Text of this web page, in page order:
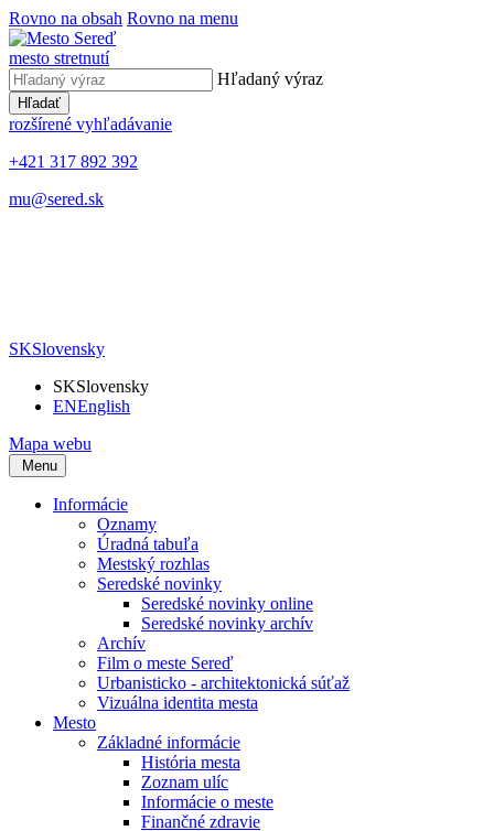
Rovno na obsah Rovno na menu
mesto stretnutí
Hľadaný výraz
Hľadať
rozšírené vyhľadávanie
+421 317 892 392
mu@sered.sk
SKSlovensky
SKSlovensky
ENEnglish
Mapa webu
Menu
Informácie
Oznamy
Úradná tabuľa
Mestský rozhlas
Seredské novinky
Seredské novinky online
Seredské novinky archív
Archív
Film o meste Sereď
Urbanisticko - architektonická súťaž
Vizuálna identita mesta
Mesto
Základné informácie
História mesta
Zoznam ulíc
Informácie o meste
Finančné zdravie